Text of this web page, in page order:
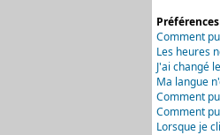
Comment
Les heures
J'ai changé
Ma langue
Comment
Comment
Lorsque je